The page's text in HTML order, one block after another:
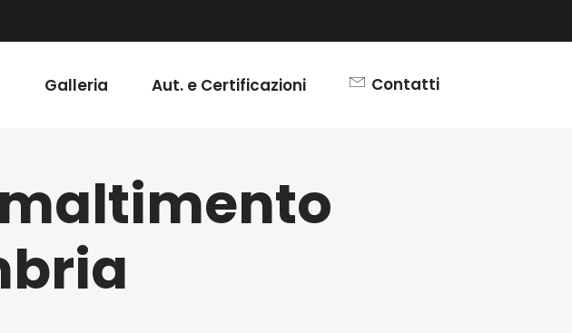
Galleria Aut. e Certificazioni Contatti